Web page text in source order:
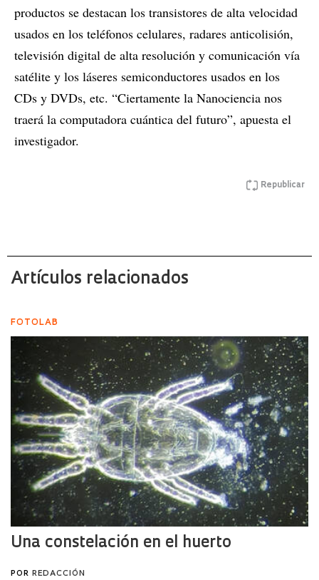
productos se destacan los transistores de alta velocidad
usados en los teléfonos celulares, radares anticolisión,
televisión digital de alta resolución y comunicación vía
satélite y los láseres semiconductores usados en los
CDs y DVDs, etc. “Ciertamente la Nanociencia nos
traerá la computadora cuántica del futuro”, apuesta el
investigador.
Republicar